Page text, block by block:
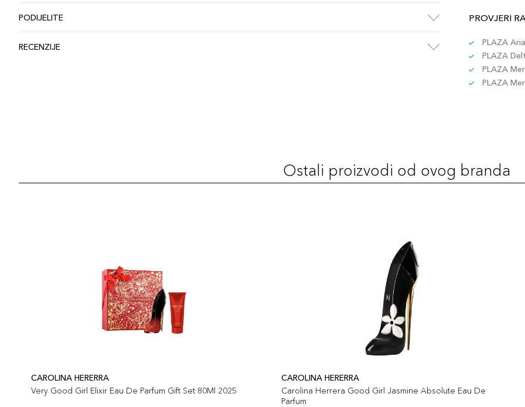
PODIJELITE
RECENZIJE
PROVJERI
PLAZA
PLAZA
PLAZA
PLAZA
Ostali proizvodi od ovog branda
CAROLINA HERERRA
Very Good Girl Elixir Eau De Parfum Gift Set 80Ml 2025
CAROLINA HERERRA
Carolina Herrera Good Girl Jasmine Absolute Eau De
Parfum